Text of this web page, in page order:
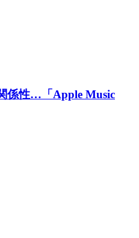
係性…「Apple Music